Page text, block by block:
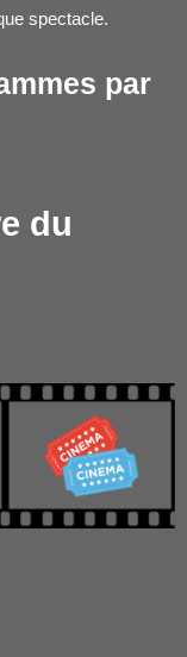
spectacle.
par
du